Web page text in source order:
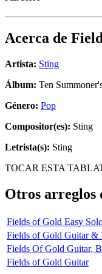
Acerca de
Artista: Sting
Álbum: Ten
Género: Pop
Compositor(es): Sting
Letrista(s): Sting
TOCAR ESTA
Otros arreglos
Fields of Gold Easy
Fields of Gold Guitar &
Fields Of Gold Guitar,
Fields of Gold Guitar